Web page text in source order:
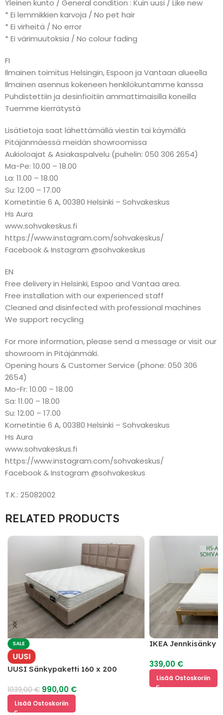
Yleinen kunto / General condition : Kuin uusi / Like new
* Ei lemmikkien karvoja / No pet hair
* Ei virheitä / No error
* Ei värimuutoksia / No colour fading
FI
Ilmainen toimitus Helsingin, Espoon ja Vantaan alueella
Ilmainen asennus kokeneen henkilökuntamme kanssa
Puhdistettiin ja desinfioitiin ammattimaisilla koneilla
Tuemme kierrätystä
Lisätietoja saat lähettämällä viestin tai käymällä
Pitäjänmäessä meidän showroomissa
Aukioloajat & Asiakaspalvelu (puhelin: 050 306 2654)
Ma-Pe: 10.00 – 18.00
La: 11.00 – 18.00
Su: 12.00 – 17.00
Kornetintie 6 A, 00380 Helsinki – Sohvakeskus
Hs Aura
www.sohvakeskus.fi
https://www.instagram.com/sohvakeskus/
Facebook & Instagram @sohvakeskus
EN
Free delivery in Helsinki, Espoo and Vantaa area.
Free installation with our experienced staff
Cleaned and disinfected with professional machines
We support recycling
For more information, please send a message or visit our
showroom in Pitäjänmäki.
Opening hours & Customer Service (phone: 050 306
2654)
Mo-Fr: 10.00 – 18.00
Sa: 11.00 – 18.00
Su: 12.00 – 17.00
Kornetintie 6 A, 00380 Helsinki – Sohvakeskus
Hs Aura
www.sohvakeskus.fi
https://www.instagram.com/sohvakeskus/
Facebook & Instagram @sohvakeskus
T.K.: 25082002
RELATED PRODUCTS
SALE
UUSI
UUSI Sänkypaketti 160 x 200
1039,00€ 990,00 €
Lisää Ostoskoriin
IKEA Jennkisänky
339,00 €
Lisää Ostoskoriin